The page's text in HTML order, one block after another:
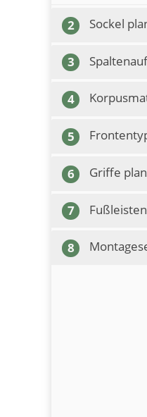
2 Sockel
3
4
5
6 Griffe
7
8